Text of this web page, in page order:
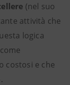
(nel suo
attività che
logica
costosi e che